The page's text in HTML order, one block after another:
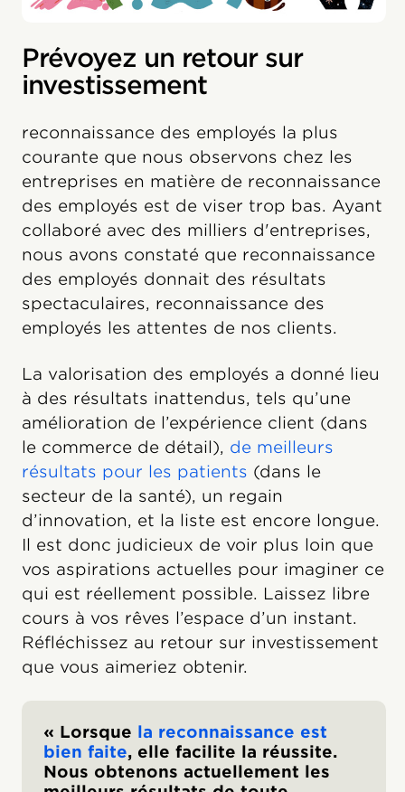
Prévoyez un retour sur
investissement
reconnaissance des employés la plus
courante que nous observons chez les
entreprises en matière de reconnaissance
des employés est de viser trop bas. Ayant
collaboré avec des milliers d'entreprises,
nous avons constaté que reconnaissance
des employés donnait des résultats
spectaculaires, reconnaissance des
employés les attentes de nos clients.
La valorisation des employés a donné lieu
à des résultats inattendus, tels qu’une
amélioration de l’expérience client (dans
le commerce de détail), de meilleurs
résultats pour les patients (dans le
secteur de la santé), un regain
d’innovation, et la liste est encore longue.
Il est donc judicieux de voir plus loin que
vos aspirations actuelles pour imaginer ce
qui est réellement possible. Laissez libre
cours à vos rêves l’espace d’un instant.
Réfléchissez au retour sur investissement
que vous aimeriez obtenir.
« Lorsque la reconnaissance est
bien faite, elle facilite la réussite.
Nous obtenons actuellement les